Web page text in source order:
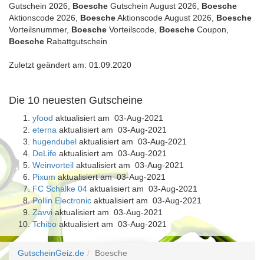
Gutschein 2026, Boesche Gutschein August 2026, Boesche
Aktionscode 2026, BoescheAktionscode August 2026, Boesche
Vorteilsnummer, Boesche Vorteilscode, Boesche Coupon,
Boesche Rabattgutschein
Zuletzt geändert am: 01.09.2020
Die 10 neuesten Gutscheine
yfood aktualisiert am 03-Aug-2021
eterna aktualisiert am 03-Aug-2021
hugendubel aktualisiert am 03-Aug-2021
DeLife aktualisiert am 03-Aug-2021
Weinvorteil aktualisiert am 03-Aug-2021
Pixumaktualisiert am 03-Aug-2021
FC Schalke 04 aktualisiert am 03-Aug-2021
Pollin Electronic aktualisiert am 03-Aug-2021
Zavvi aktualisiert am 03-Aug-2021
Tchibo aktualisiert am 03-Aug-2021
GutscheinGeiz.de Boesche